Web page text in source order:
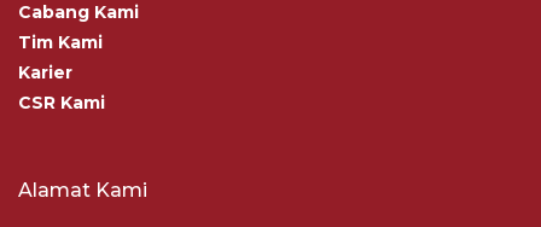
Cabang Kami
Tim Kami
Karier
CSR Kami
Alamat Kami